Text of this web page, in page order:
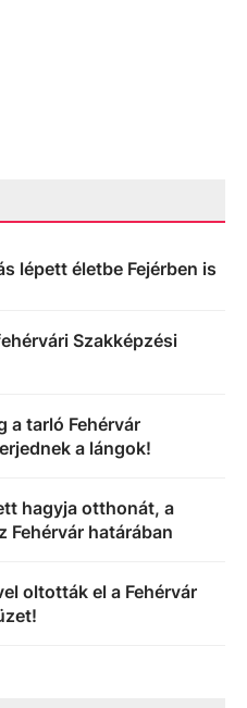
lépett életbe Fejérben is
Szakképzési
a tarló Fehérvár
a lángok!
hagyja otthonát, a
Fehérvár határában
oltották el a Fehérvár